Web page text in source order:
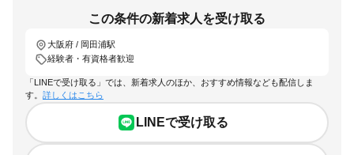
この条件の新着求人を受け取る
大阪府 / 岡田浦駅
経験者・有資格者歓迎
「LINEで受け取る」では、新着求人のほか、おすすめ情報なども配信しま
す。 詳しくはこちら
LINEで受け取る